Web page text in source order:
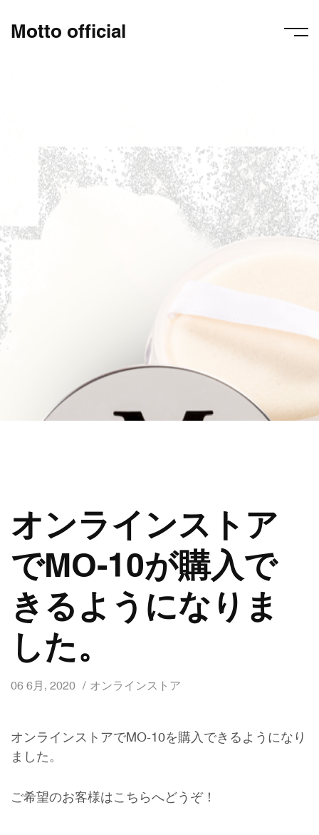
Motto official
オンラインストア
でMO-10が購入で
きるようになりま
した。
06 6月, 2020 オンラインストア
オンラインストアでMO-10を購入できるようになり
ました。
ご希望のお客様はこちらへどうぞ！